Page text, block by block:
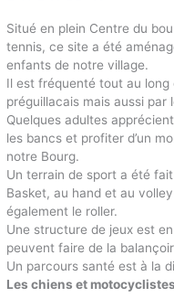
Situé en plein Centre du
tennis, ce site a été
enfants de notre village.
Il est fréquenté tout au long
préguillacais mais aussi par
Quelques adultes
les bancs et profiter d’un
notre Bourg.
Un terrain de sport a été
Basket, au hand et au
également le roller.
Une structure de jeux est
peuvent faire de la
Un parcours santé est à la
Les chiens et